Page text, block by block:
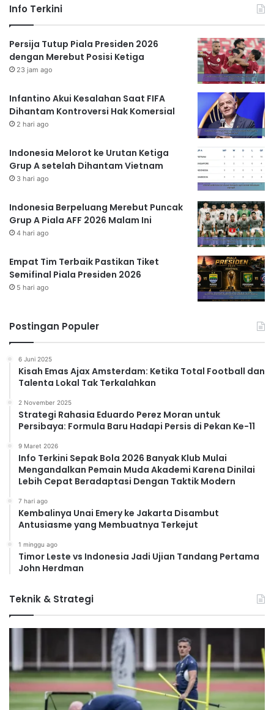
Info Terkini
Persija Tutup Piala Presiden 2026
dengan Merebut Posisi Ketiga
23 jam ago
Infantino Akui Kesalahan Saat FIFA
Dihantam Kontroversi Hak Komersial
2 hari ago
Indonesia Melorot ke Urutan Ketiga
Grup A setelah Dihantam Vietnam
3 hari ago
Indonesia Berpeluang Merebut Puncak
Grup A Piala AFF 2026 Malam Ini
4 hari ago
Empat Tim Terbaik Pastikan Tiket
Semifinal Piala Presiden 2026
5 hari ago
Postingan Populer
6 Juni 2025
Kisah Emas Ajax Amsterdam: Ketika Total Football dan
Talenta Lokal Tak Terkalahkan
2 November 2025
Strategi Rahasia Eduardo Perez Moran untuk
Persibaya: Formula Baru Hadapi Persis di Pekan Ke-11
9 Maret 2026
Info Terkini Sepak Bola 2026 Banyak Klub Mulai
Mengandalkan Pemain Muda Akademi Karena Dinilai
Lebih Cepat Beradaptasi Dengan Taktik Modern
7 hari ago
Kembalinya Unai Emery ke Jakarta Disambut
Antusiasme yang Membuatnya Terkejut
1 minggu ago
Timor Leste vs Indonesia Jadi Ujian Tandang Pertama
John Herdman
Teknik & Strategi